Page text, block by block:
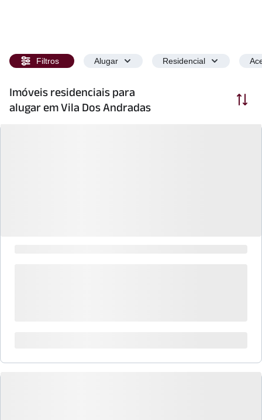
Filtros Alugar Residencial
Imóveis residenciais para
alugar em Vila Dos Andradas
Ordenar